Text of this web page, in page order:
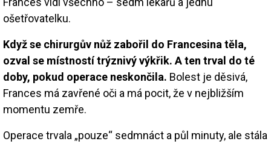
ošetřovatelku.
Když se chirurgův nůž zabořil do Francesina těla,
ozval se místností trýznivý výkřik. A ten trval do té
doby, pokud operace neskončila. Bolest je děsivá,
Frances má zavřené oči a má pocit, že v nejbližším
momentu zemře.
Operace trvala „pouze“ sedmnáct a půl minuty, ale stála